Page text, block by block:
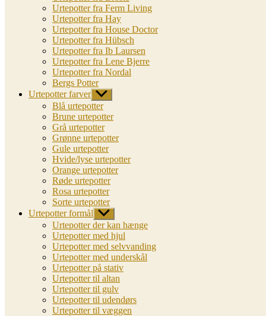
Urtepotter fra Ferm Living
Urtepotter fra Hay
Urtepotter fra House Doctor
Urtepotter fra Hübsch
Urtepotter fra Ib Laursen
Urtepotter fra Lene Bjerre
Urtepotter fra Nordal
Bergs Potter
Urtepotter farver Vis
undermenu
Blå urtepotter
Brune urtepotter
Grå urtepotter
Grønne urtepotter
Gule urtepotter
Hvide/lyse urtepotter
Orange urtepotter
Røde urtepotter
Rosa urtepotter
Sorte urtepotter
Urtepotter formål Vis
undermenu
Urtepotter der kan hænge
Urtepotter med hjul
Urtepotter med selvvanding
Urtepotter med underskål
Urtepotter på stativ
Urtepotter til altan
Urtepotter til gulv
Urtepotter til udendørs
Urtepotter til væggen